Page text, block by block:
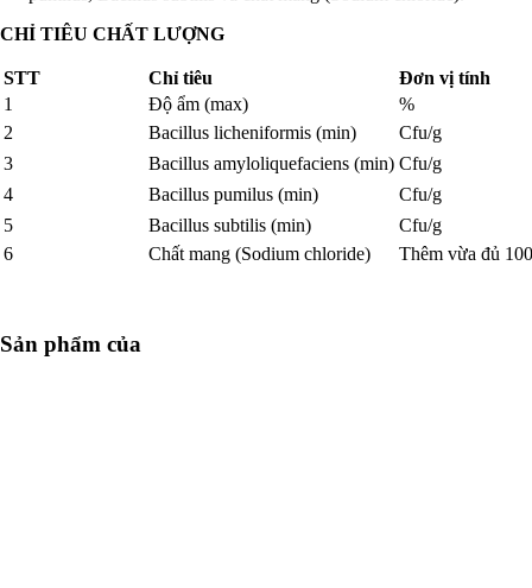
CHỈ TIÊU CHẤT LƯỢNG
STT Chỉ tiêu
Đơn vị tính
1
Độ ẩm (max)
%
2
Bacillus licheniformis (min)
Cfu/g
3
Bacillus amyloliquefaciens (min) Cfu/g
4
Bacillus pumilus (min)
Cfu/g
5
Bacillus subtilis (min)
Cfu/g
6
Chất mang (Sodium chloride) Thêm vừa đủ
Sản phẩm của